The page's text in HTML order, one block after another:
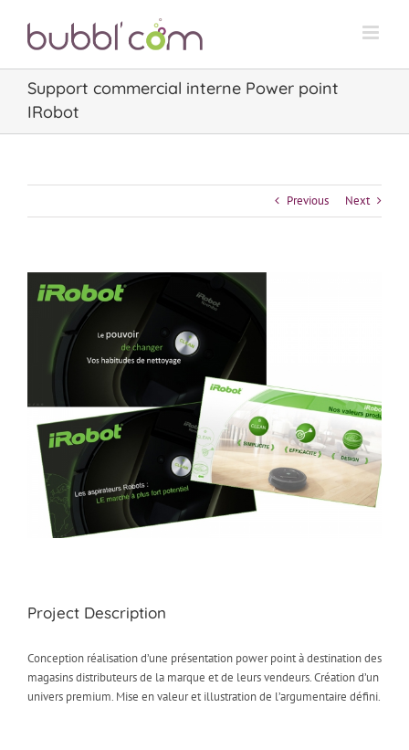
content
Support commercial interne Power point
IRobot
Previous Next
View
Larger
Project Description
Conception réalisation d’une présentation power point à destination des
magasins distributeurs de la marque et de leurs vendeurs. Création d’un
univers premium. Mise en valeur et illustration de l’argumentaire défini.